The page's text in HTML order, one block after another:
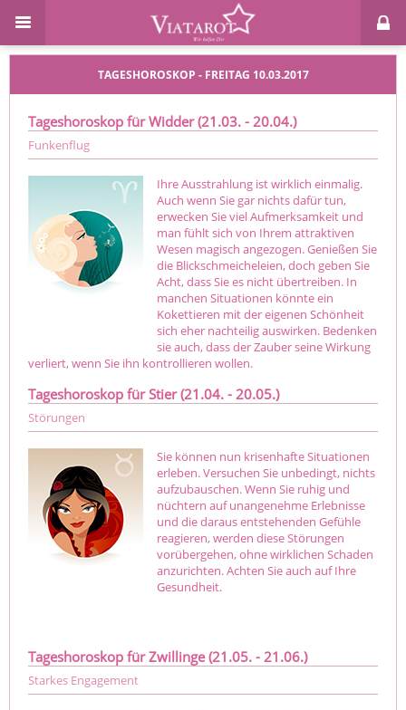
TAGESHOROSKOP - FREITAG 10.03.2017
Tageshoroskop für Widder (21.03. - 20.04.)
Funkenflug
Ihre Ausstrahlung ist wirklich einmalig.
Auch wenn Sie gar nichts dafür tun,
erwecken Sie viel Aufmerksamkeit und
man fühlt sich von Ihrem attraktiven
Wesen magisch angezogen. Genießen Sie
die Blickschmeicheleien, doch geben Sie
Acht, dass Sie es nicht übertreiben. In
manchen Situationen könnte ein
Kokettieren mit der eigenen Schönheit
sich eher nachteilig auswirken. Bedenken
sie auch, dass der Zauber seine Wirkung
verliert, wenn Sie ihn kontrollieren wollen.
Tageshoroskop für Stier (21.04. - 20.05.)
Störungen
Sie können nun krisenhafte Situationen
erleben. Versuchen Sie unbedingt, nichts
aufzubauschen. Wenn Sie ruhig und
nüchtern auf unangenehme Erlebnisse
und die daraus entstehenden Gefühle
reagieren, werden diese Störungen
vorübergehen, ohne wirklichen Schaden
anzurichten. Achten Sie auch auf Ihre
Gesundheit.
Tageshoroskop für Zwillinge (21.05. - 21.06.)
Starkes Engagement